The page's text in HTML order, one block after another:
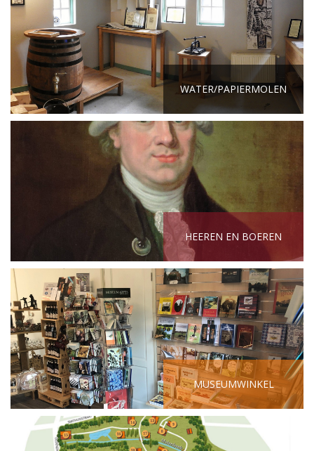
WATER/PAPIERMOLEN
HEEREN EN BOEREN
MUSEUMWINKEL